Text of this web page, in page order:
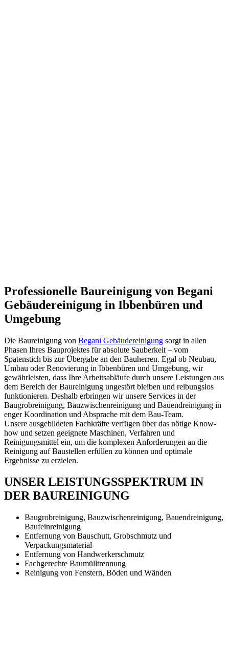
Professionelle Baureinigung von Begani
Gebäudereinigung in Ibbenbüren und
Umgebung
Die Baureinigung von Begani Gebäudereinigung sorgt in allen
Phasen Ihres Bauprojektes für absolute Sauberkeit – vom
Spatenstich bis zur Übergabe an den Bauherren. Egal ob Neubau,
Umbau oder Renovierung in Ibbenbüren und Umgebung, wir
gewährleisten, dass Ihre Arbeitsabläufe durch unsere Leistungen aus
dem Bereich der Baureinigung ungestört bleiben und reibungslos
funktionieren. Deshalb erbringen wir unsere Services in der
Baugrobreinigung, Bauzwischenreinigung und Bauendreinigung in
enger Koordination und Absprache mit dem Bau-Team.
Unsere ausgebildeten Fachkräfte verfügen über das nötige Know-
how und setzen geeignete Maschinen, Verfahren und
Reinigungsmittel ein, um die komplexen Anforderungen an die
Reinigung auf Baustellen erfüllen zu können und optimale
Ergebnisse zu erzielen.
UNSER LEISTUNGSSPEKTRUM IN
DER BAUREINIGUNG
Baugrobreinigung, Bauzwischenreinigung, Bauendreinigung,
Baufeinreinigung
Entfernung von Bauschutt, Grobschmutz und
Verpackungsmaterial
Entfernung von Handwerkerschmutz
Fachgerechte Baumülltrennung
Reinigung von Fenstern, Böden und Wänden